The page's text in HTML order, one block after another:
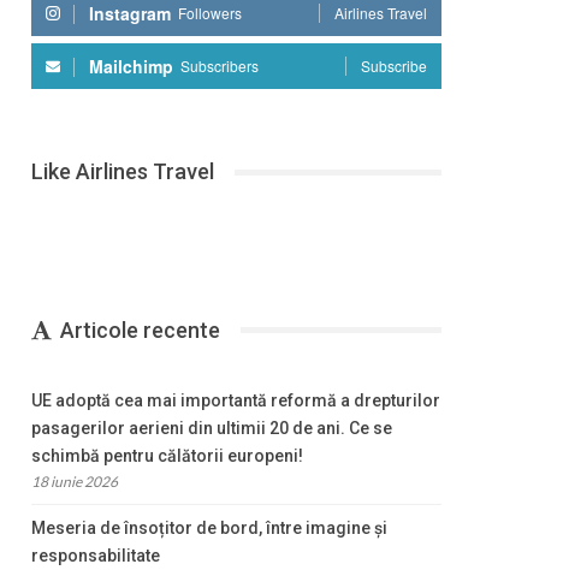
Instagram Followers Airlines Travel
Mailchimp Subscribers Subscribe
Like Airlines Travel
Articole recente
UE adoptă cea mai importantă reformă a drepturilor
pasagerilor aerieni din ultimii 20 de ani. Ce se
schimbă pentru călătorii europeni!
18 iunie 2026
Meseria de însoțitor de bord, între imagine și
responsabilitate